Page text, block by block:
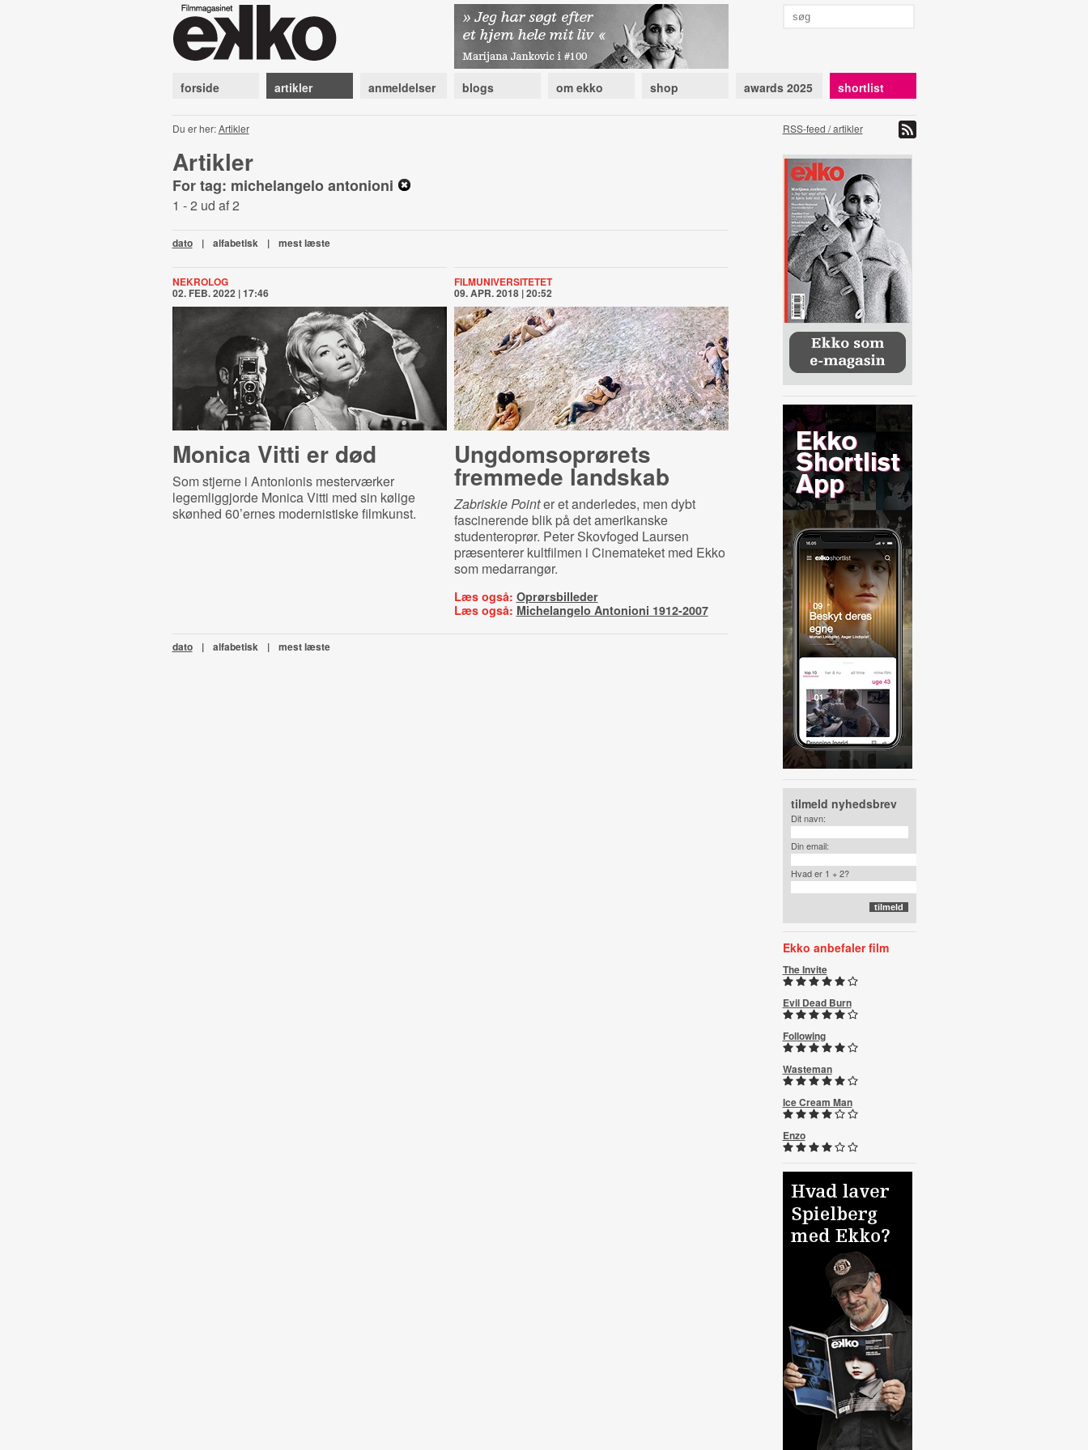
forside artikler anmeldelser blogs om ekko shop awards 2025 shortlist
Du er her:Artikler RSS-feed / artikler
Artikler
For tag: michelangelo antonioni
1 - 2 ud af 2
dato | alfabetisk | mest læste
NEKROLOG
02. FEB. 2022 | 17:46
Monica Vitti er død
Som stjerne i Antonionis mesterværker
legemliggjorde Monica Vitti med sin kølige
skønhed 60’ernes modernistiske filmkunst.
FILMUNIVERSITETET
09. APR. 2018 | 20:52
Ung­doms­op­rø­rets
fremmede landskab
Zabriskie Pointer et anderledes, men dybt
fascinerende blik på det amerikanske
studenteroprør. Peter Skovfoged Laursen
præsenterer kultfilmen i Cinemateket med Ekko
som medarrangør.
Læs også: Oprørsbilleder
Læs også: Michelangelo Antonioni 1912-2007
dato | alfabetisk | mest læste
tilmeld nyhedsbrev
Dit navn:
Din email:
Hvad er 1 + 2?
Ekko anbefaler film
The Invite
Evil Dead Burn
Following
Wasteman
Ice Cream Man
Enzo